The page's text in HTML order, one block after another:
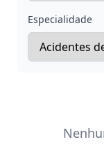
Especialidade